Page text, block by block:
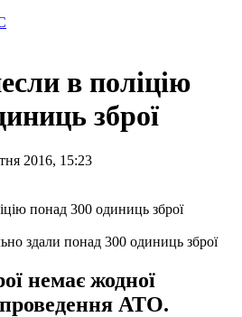
в поліцію
зброї
2016, 15:23
здали понад 300 одиниць зброї
немає жодної
проведення АТО.